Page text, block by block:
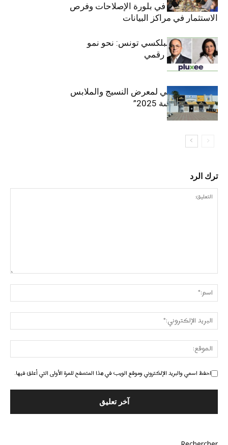
القطاع الخاص في بلورة الإصلاحات وفرص
الاستثمار في مراكز البيانات
قيادة مزدوجة لبلكسي تونس: نحو نمو
متسارع وتحول رقمي
الافتتاح الرسمي لمعرض النسيج والملابس
“إنترتكس سوسة 2025”
ترك الرد
احفظ اسمي والبريد الإلكتروني وموقع الويب في هذا المتصفح للمرة الأولى التي أعلق فيها.